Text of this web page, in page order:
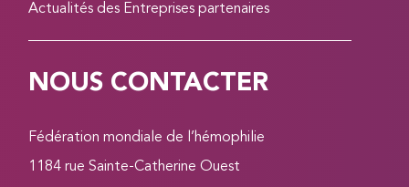
Actualités des Entreprises partenaires
NOUS CONTACTER
Fédération mondiale de l’hémophilie
1184 rue Sainte-Catherine Ouest